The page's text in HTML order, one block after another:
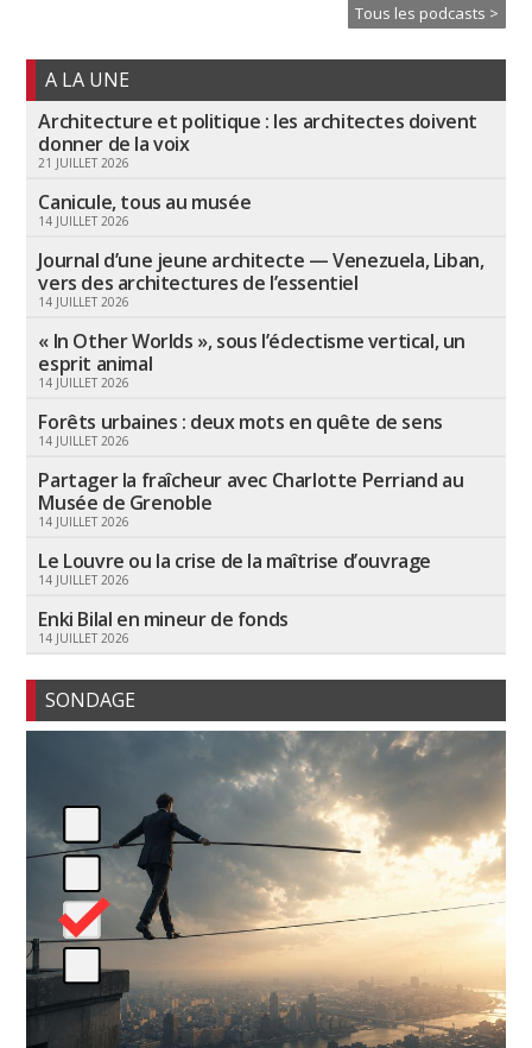
Tous les podcasts >
A LA UNE
Architecture et politique : les architectes doivent
donner de la voix
21 JUILLET 2026
Canicule, tous au musée
14 JUILLET 2026
Journal d’une jeune architecte — Venezuela, Liban,
vers des architectures de l’essentiel
14 JUILLET 2026
« In Other Worlds », sous l’éclectisme vertical, un
esprit animal
14 JUILLET 2026
Forêts urbaines : deux mots en quête de sens
14 JUILLET 2026
Partager la fraîcheur avec Charlotte Perriand au
Musée de Grenoble
14 JUILLET 2026
Le Louvre ou la crise de la maîtrise d’ouvrage
14 JUILLET 2026
Enki Bilal en mineur de fonds
14 JUILLET 2026
SONDAGE